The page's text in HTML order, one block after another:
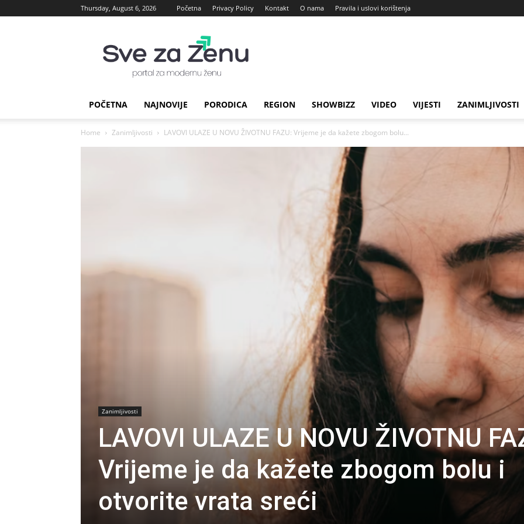
Thursday, August 6, 2026 Početna Privacy Policy Kontakt O nama Pravila i uslovi korištenja
za
Zenu
POČETNA NAJNOVIJE PORODICA REGION SHOWBIZZ VIDEO VIJESTI ZANIMLJIVOSTI
Home Zanimljivosti LAVOVI ULAZE U NOVU ŽIVOTNU FAZU: Vrijeme je da kažete zbogom bolu...
Zanimljivosti
LAVOVI ULAZE U NOVU ŽIVOTNU
Vrijeme je da kažete zbogom bolu i
otvorite vrata sreći